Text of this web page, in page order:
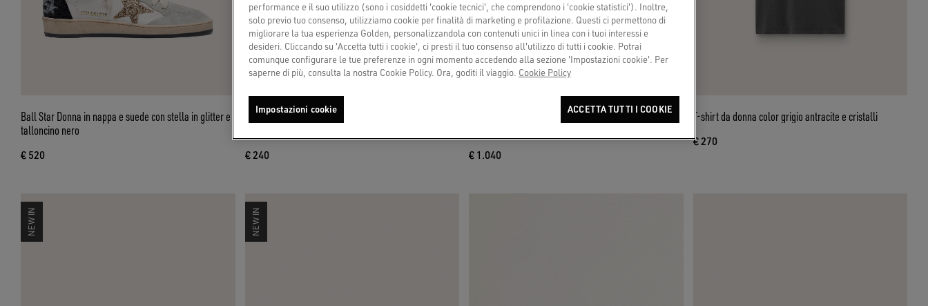
Ball Star Donna in nappa e suede con stella in glitter e
talloncino nero
€ 520
Mono-orecchino pendente color oro antico con cristalli
€ 240
Super-Star LTD donna in suede nero traforato con
€ 1.040
T-shirt da donna color grigio antracite e cristalli
€ 270
NEW IN NEW IN
performance e il suo utilizzo (sono i cosiddetti 'cookie tecnici', che comprendono i 'cookie statistici'). Inoltre,
solo previo tuo consenso, utilizziamo cookie per finalità di marketing e profilazione. Questi ci permettono di
migliorare la tua esperienza Golden, personalizzandola con contenuti unici in linea con i tuoi interessi e
desideri. Cliccando su 'Accetta tutti i cookie', ci presti il tuo consenso all'utilizzo di tutti i cookie. Potrai
comunque configurare le tue preferenze in ogni momento accedendo alla sezione 'Impostazioni cookie'. Per
saperne di più, consulta la nostra Cookie Policy. Ora, goditi il viaggio. Cookie Policy
Impostazioni cookie ACCETTA TUTTI I COOKIE